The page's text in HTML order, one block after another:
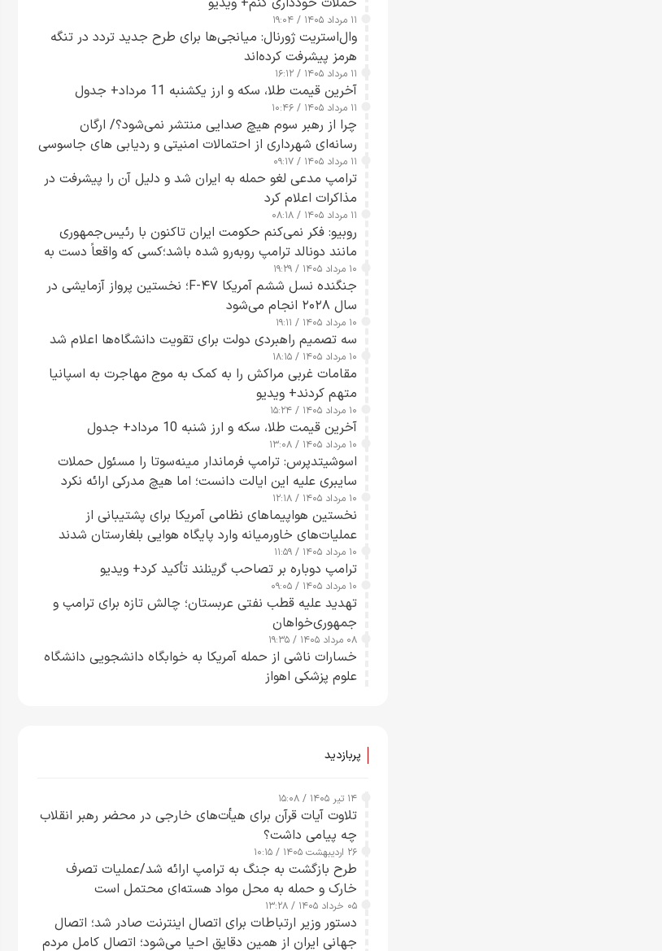
۱۱ مرداد ۱۴۰۵ / ۱۹:۰۴
وال‌استریت ژورنال: میانجی‌ها برای طرح جدید تردد در تنگه
هرمز پیشرفت کرده‌اند
۱۱ مرداد ۱۴۰۵ / ۱۶:۱۲
آخرین قیمت طلا، سکه و ارز یکشنبه 11 مرداد+ جدول
۱۱ مرداد ۱۴۰۵ / ۱۰:۴۶
چرا از رهبر سوم هیچ صدایی منتشر نمی‌شود؟/ ارگان
رسانه‌ای شهرداری از احتمالات امنیتی و ردیابی های جاسوسی
گفت
۱۱ مرداد ۱۴۰۵ / ۰۹:۱۷
ترامپ مدعی لغو حمله به ایران شد و دلیل آن را پیشرفت در
مذاکرات اعلام کرد
۱۱ مرداد ۱۴۰۵ / ۰۸:۱۸
روبیو: فکر نمی‌کنم حکومت ایران تاکنون با رئیس‌جمهوری
مانند دونالد ترامپ روبه‌رو شده باشد؛کسی که واقعاً دست به
اقدام می‌زند
۱۰ مرداد ۱۴۰۵ / ۱۹:۲۹
جنگنده نسل ششم آمریکا F-۴۷؛ نخستین پرواز آزمایشی در
سال ۲۰۲۸ انجام می‌شود
۱۰ مرداد ۱۴۰۵ / ۱۹:۱۱
سه تصمیم راهبردی دولت برای تقویت دانشگاه‌ها اعلام شد
۱۰ مرداد ۱۴۰۵ / ۱۸:۱۵
مقامات غربی مراکش را به کمک به موج مهاجرت به اسپانیا
متهم کردند+ ویدیو
۱۰ مرداد ۱۴۰۵ / ۱۵:۲۴
آخرین قیمت طلا، سکه و ارز شنبه 10 مرداد+ جدول
۱۰ مرداد ۱۴۰۵ / ۱۳:۰۸
اسوشیتدپرس: ترامپ فرماندار مینه‌سوتا را مسئول حملات
سایبری علیه این ایالت دانست؛ اما هیچ مدرکی ارائه نکرد
۱۰ مرداد ۱۴۰۵ / ۱۲:۱۸
نخستین هواپیماهای نظامی آمریکا برای پشتیبانی از
عملیات‌های خاورمیانه وارد پایگاه هوایی بلغارستان شدند
۱۰ مرداد ۱۴۰۵ / ۱۱:۵۹
ترامپ دوباره بر تصاحب گرینلند تأکید کرد+ ویدیو
۱۰ مرداد ۱۴۰۵ / ۰۹:۰۵
تهدید علیه قطب نفتی عربستان؛ چالش تازه برای ترامپ و
جمهوری‌خواهان
۰۸ مرداد ۱۴۰۵ / ۱۹:۳۵
خسارات ناشی از حمله آمریکا به خوابگاه دانشجویی دانشگاه
علوم پزشکی اهواز
پربازدید
۱۴ تیر ۱۴۰۵ / ۱۵:۰۸
تلاوت آیات قرآن برای هیأت‌های خارجی در محضر رهبر انقلاب
چه پیامی داشت؟
۲۶ اردیبهشت ۱۴۰۵ / ۱۰:۱۵
طرح‌ بازگشت به جنگ به ترامپ ارائه شد/عملیات تصرف
خارک و حمله به محل مواد هسته‌ای محتمل است
۰۵ خرداد ۱۴۰۵ / ۱۳:۲۸
دستور وزیر ارتباطات برای اتصال اینترنت صادر شد؛ اتصال
جهانی ایران از همین دقایق احیا می‌شود؛ اتصال کامل مردم